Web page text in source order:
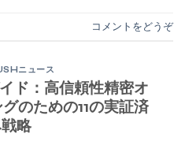
コメントをどうぞ
ニュース
ド：高信頼性精密オ
のための11の実証済
略